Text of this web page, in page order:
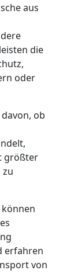
aus
die
oder
ob
größter
zu
erfahren
von